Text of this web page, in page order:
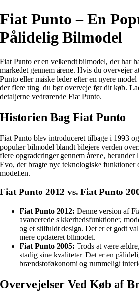
Fiat Punto – En
Pålidelig Bilmodel
Fiat Punto er en velkendt bilmodel, der har
markedet gennem årene. Hvis du overvejer
Punto eller måske leder efter en nyere
der flere ting, du bør overveje før dit køb.
detaljerne vedrørende Fiat Punto.
Historien Bag Fiat Punto
Fiat Punto blev introduceret tilbage i 1993
populær bilmodel blandt bilejere verden
flere opgraderinger gennem årene, herunder
Evo, der bragte nye teknologiske funktioner
modellen.
Fiat Punto 2012 vs. Fiat Punto
Fiat Punto 2012: Denne version af
avancerede sikkerhedsfunktioner,
og et stilfuldt design. Det er et godt
mere opdateret bilmodel.
Fiat Punto 2005: Trods at være
stadig sine kvaliteter. Det er en
brændstoføkonomi og rummeligt
Overvejelser Ved Køb af